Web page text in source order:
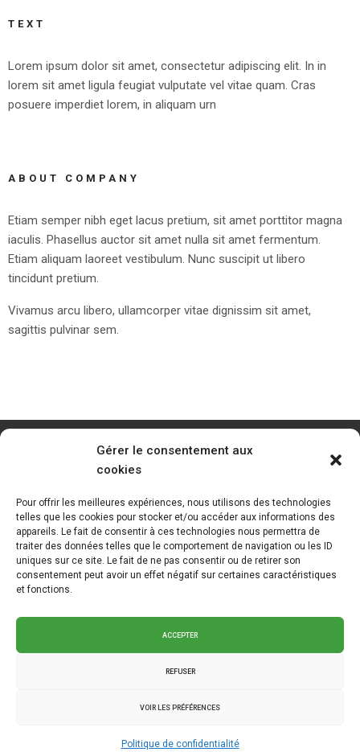
Gérer le consentement aux
cookies
Pour offrir les meilleures expériences, nous utilisons des technologies
telles que les cookies pour stocker et/ou accéder aux informations des
appareils. Le fait de consentir à ces technologies nous permettra de
traiter des données telles que le comportement de navigation ou les ID
uniques sur ce site. Le fait de ne pas consentir ou de retirer son
consentement peut avoir un effet négatif sur certaines caractéristiques
et fonctions.
ACCEPTER
REFUSER
VOIR LES PRÉFÉRENCES
Politique de confidentialité
TEXT
Lorem ipsum dolor sit amet, consectetur adipiscing elit. In in
lorem sit amet ligula feugiat vulputate vel vitae quam. Cras
posuere imperdiet lorem, in aliquam urn
ABOUT COMPANY
Etiam semper nibh eget lacus pretium, sit amet porttitor magna
iaculis. Phasellus auctor sit amet nulla sit amet fermentum.
Etiam aliquam laoreet vestibulum. Nunc suscipit ut libero
tincidunt pretium.
Vivamus arcu libero, ullamcorper vitae dignissim sit amet,
sagittis pulvinar sem.